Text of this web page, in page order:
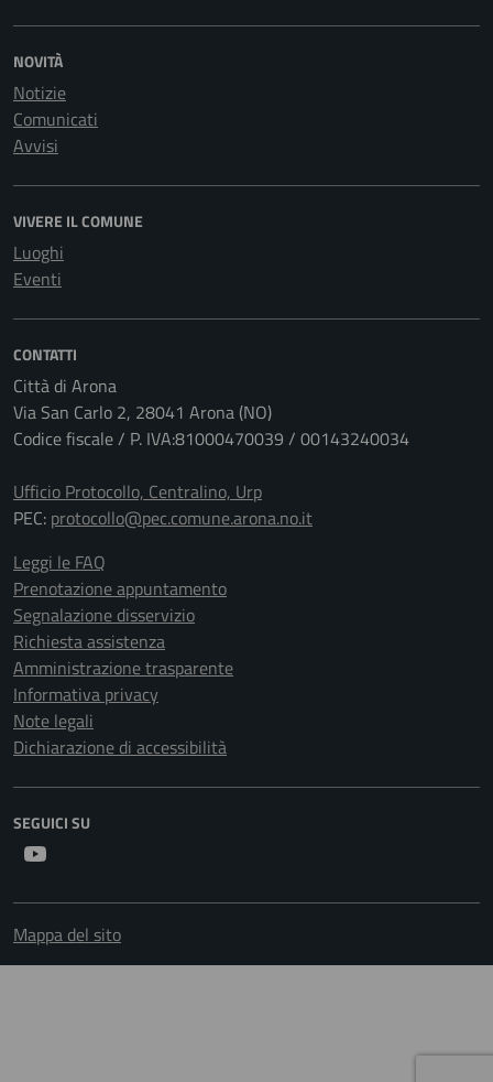
NOVITÀ
Notizie
Comunicati
Avvisi
VIVERE IL COMUNE
Luoghi
Eventi
CONTATTI
Città di Arona
Via San Carlo 2, 28041 Arona (NO)
Codice fiscale / P. IVA:81000470039 / 00143240034
Ufficio Protocollo, Centralino, Urp
PEC: protocollo@pec.comune.arona.no.it
Leggi le FAQ
Prenotazione appuntamento
Segnalazione disservizio
Richiesta assistenza
Amministrazione trasparente
Informativa privacy
Note legali
Dichiarazione di accessibilità
SEGUICI SU
Mappa del sito